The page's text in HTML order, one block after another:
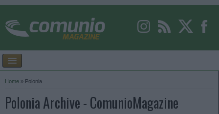
Home » Polonia
Polonia Archive - ComunioMagazine